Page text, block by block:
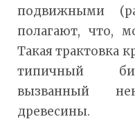
подвижными
полагают, что,
Такая трактовка
типичный
вызванный
древесины.